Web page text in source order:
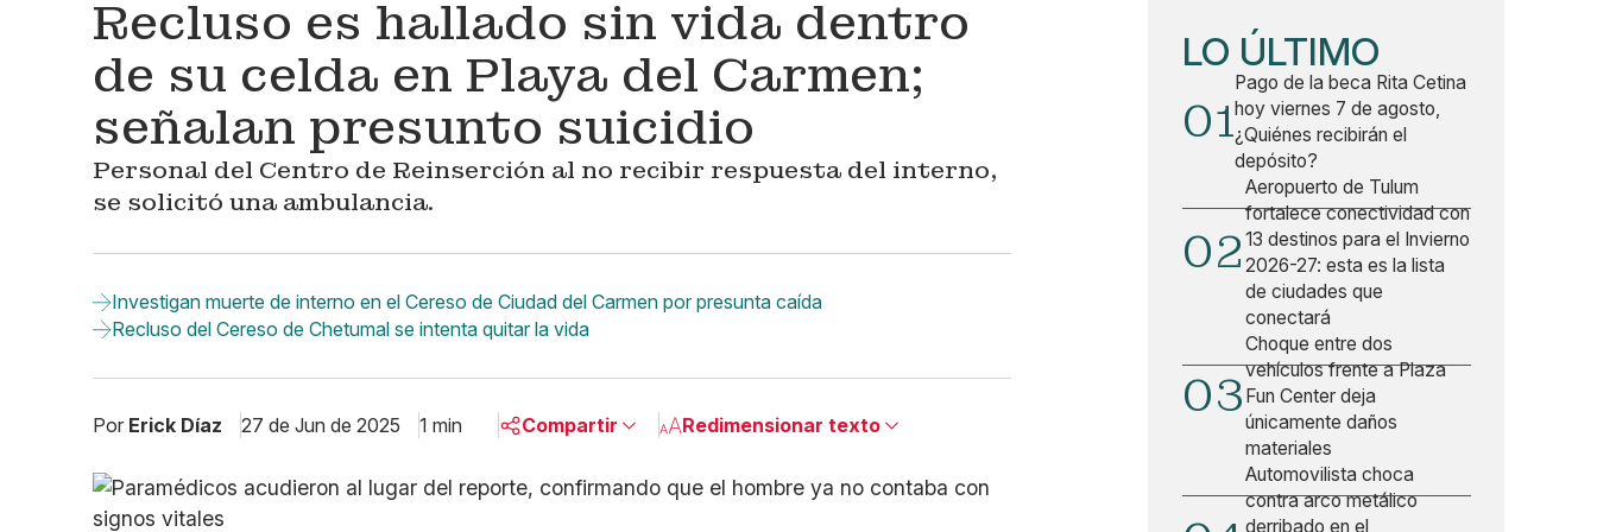
Recluso es hallado sin vida dentro
de su celda en Playa del Carmen;
señalan presunto suicidio
Personal del Centro de Reinserción al no recibir respuesta del interno,
se solicitó una ambulancia.
Investigan muerte de interno en el Cereso de Ciudad del Carmen por presunta caída
Recluso del Cereso de Chetumal se intenta quitar la vida
Por Erick Díaz 27 de Jun de 2025 1 min Compartir
Linkedin
Redimensionar texto
Pequeño
LO ÚLTIMO
01
Pago de la beca Rita Cetina
hoy viernes 7 de agosto,
¿Quiénes recibirán el
depósito?
02
Aeropuerto de Tulum
fortalece conectividad con
13 destinos para el Invierno
2026-27: esta es la lista
de ciudades que
conectará
03
Choque entre dos
vehículos frente a Plaza
Fun Center deja
únicamente daños
materiales
Automovilista choca
contra arco metálico
derribado en el